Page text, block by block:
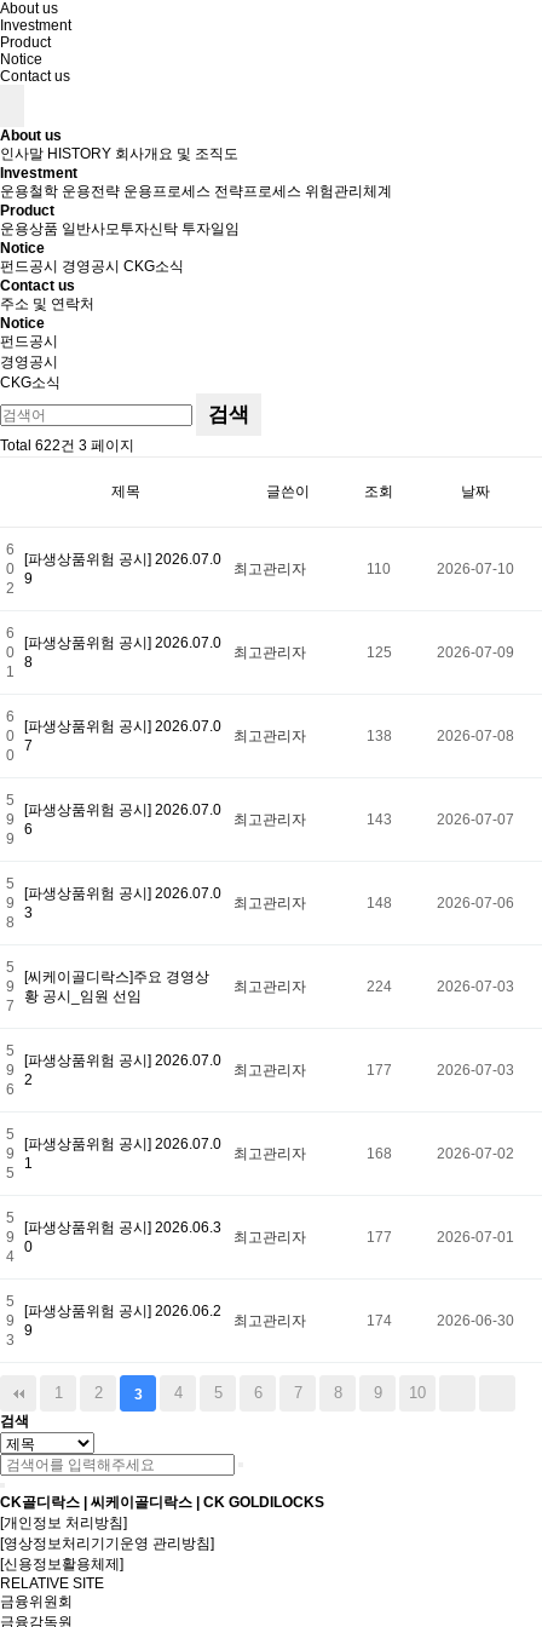
About us
Investment
Product
Notice
Contact us
About us
인사말 HISTORY 회사개요 및 조직도
Investment
운용철학 운용전략 운용프로세스 전략프로세스 위험관리체계
Product
운용상품 일반사모투자신탁 투자일임
Notice
펀드공시
경영공시 CKG소식
Contact us
주소 및 연락처
Notice
펀드공시
경영공시
CKG소식
검색
Total 622건 3 페이지
제목 글쓴이 조회 날짜
6
0
2
[파생상품위험 공시] 2026.07.0
9
최고관리자 110 2026-07-10
6
0
1
[파생상품위험 공시] 2026.07.0
8
최고관리자 125 2026-07-09
6
0
0
[파생상품위험 공시] 2026.07.0
7
최고관리자 138 2026-07-08
5
9
9
[파생상품위험 공시] 2026.07.0
6
최고관리자 143 2026-07-07
5
9
8
[파생상품위험 공시] 2026.07.0
3
최고관리자 148 2026-07-06
5
9
7
[씨케이골디락스]주요 경영상
황 공시_임원 선임
최고관리자 224 2026-07-03
5
9
6
[파생상품위험 공시] 2026.07.0
2
최고관리자 177 2026-07-03
5
9
5
[파생상품위험 공시] 2026.07.0
1
최고관리자 168 2026-07-02
5
9
4
[파생상품위험 공시] 2026.06.3
0
최고관리자 177 2026-07-01
5
9
3
[파생상품위험 공시] 2026.06.2
9
최고관리자 174 2026-06-30
1 2 3 4 5 6 7 8 9 10
검색
CK골디락스 | 씨케이골디락스 | CK GOLDILOCKS
[개인정보 처리방침]
[영상정보처리기기운영 관리방침]
[신용정보활용체제]
RELATIVE SITE
금융위원회
금융감독원